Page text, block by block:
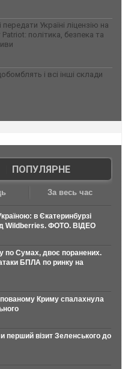
Україні ліцензію на
політика, безпека та
і всі інші склади
ПОПУЛЯРНЕ
За весь час
в Єкатеринбурзі
Wildberries. ФОТО. ВІДЕО
по Сумах, двоє поранених.
БПЛА по ринку на
Криму спалахнула
перший візит Зеленського до